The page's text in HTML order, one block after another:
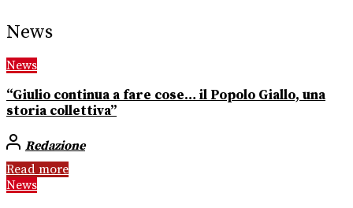
News
News
“Giulio continua a fare cose… il Popolo Giallo, una
storia collettiva”
Redazione
Read more
News